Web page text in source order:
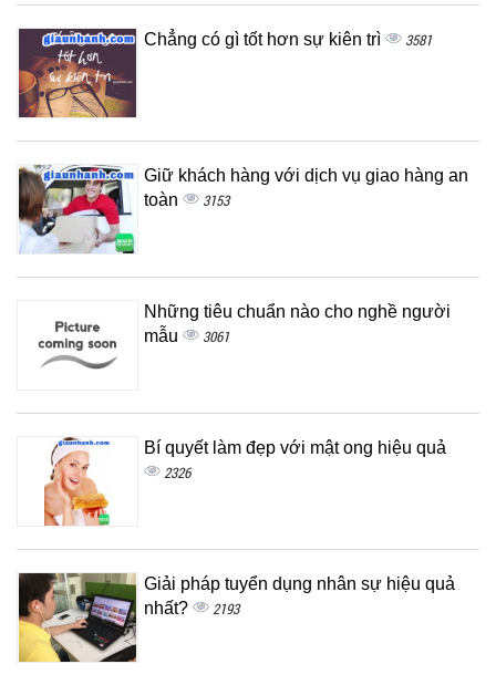
Chẳng có gì tốt hơn sự kiên trì 3581
Giữ khách hàng với dịch vụ giao hàng an
toàn
3153
Những tiêu chuẩn nào cho nghề người
mẫu
3061
Bí quyết làm đẹp với mật ong hiệu quả
2326
Giải pháp tuyển dụng nhân sự hiệu quả
nhất?
2193